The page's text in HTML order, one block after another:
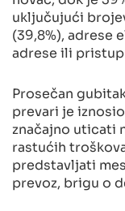
uključujući
(39,8%), adrese
adrese ili
Prosečan
prevari je
značajno uticati
rastućih
predstavljati
prevoz, brigu o